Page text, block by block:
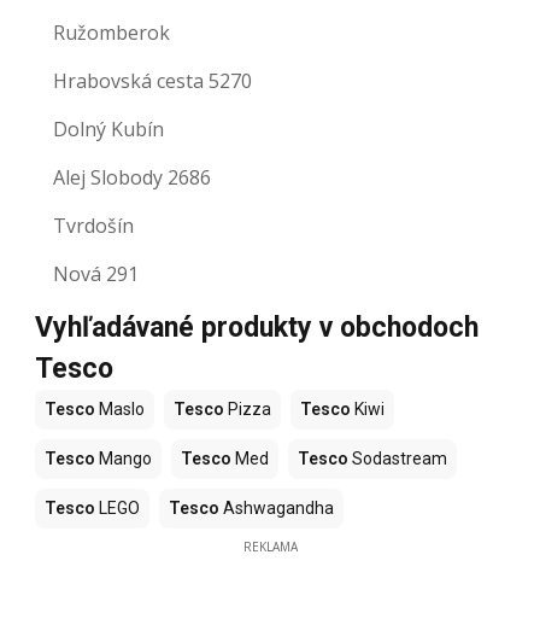
Ružomberok
Hrabovská cesta 5270
Dolný Kubín
Alej Slobody 2686
Tvrdošín
Nová 291
Vyhľadávané produkty v obchodoch
Tesco
Tesco Maslo Tesco Pizza Tesco Kiwi
Tesco Mango Tesco Med Tesco Sodastream
Tesco LEGO Tesco Ashwagandha
REKLAMA